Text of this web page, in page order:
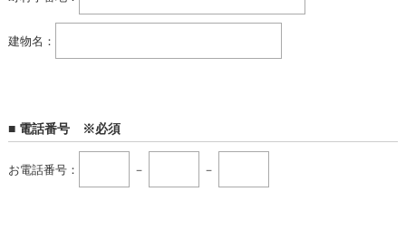
建物名：
■ 電話番号 ※必須
お電話番号： － －